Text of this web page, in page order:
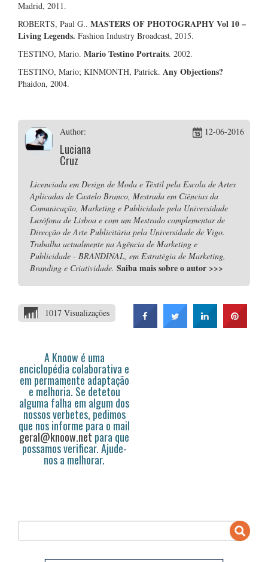
Madrid, 2011.
ROBERTS, Paul G.. MASTERS OF PHOTOGRAPHY Vol 10 –
Living Legends. Fashion Industry Broadcast, 2015.
TESTINO, Mario. Mario Testino Portraits. 2002.
TESTINO, Mario; KINMONTH, Patrick. Any Objections?
Phaidon, 2004.
Author:
Luciana
Cruz
12-06-2016
Licenciada em Design de Moda e Têxtil pela Escola de Artes
Aplicadas de Castelo Branco, Mestrada em Ciências da
Comunicação, Marketing e Publicidade pela Universidade
Lusófona de Lisboa e com um Mestrado complementar de
Direcção de Arte Publicitária pela Universidade de Vigo.
Trabalha actualmente na Agência de Marketing e
Publicidade - BRANDINAL, em Estratégia de Marketing,
Branding e Criatividade. Saiba mais sobre o autor >>>
1017 Visualizações
A Knoow é uma
enciclopédia colaborativa e
em permamente adaptação
e melhoria. Se detetou
alguma falha em algum dos
nossos verbetes, pedimos
que nos informe para o mail
geral@knoow.net para que
possamos verificar. Ajude-
nos a melhorar.